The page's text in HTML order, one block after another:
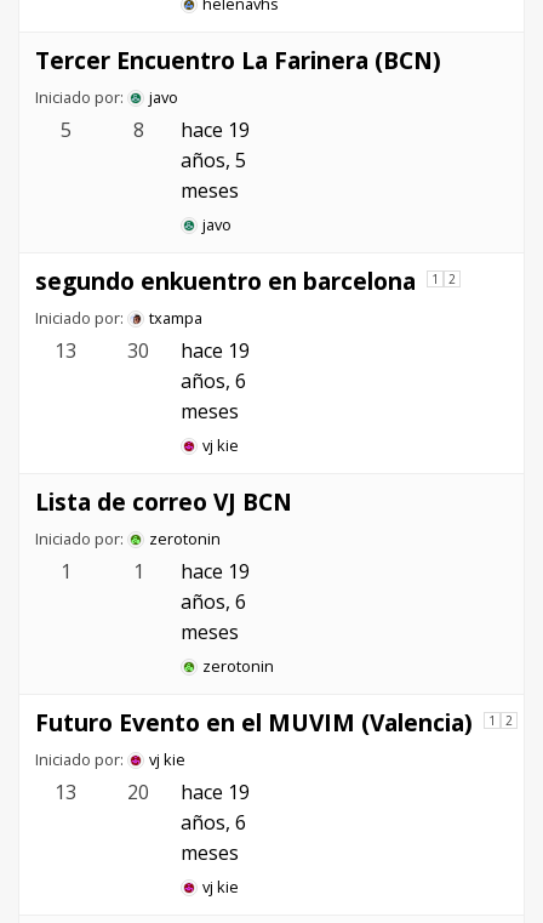
Tercer Encuentro La Farinera (BCN)
Iniciado por: javo
5 8
hace 19
años, 5
meses
javo
segundo enkuentro en barcelona 1 2
Iniciado por: txampa
13 30
hace 19
años, 6
meses
vj kie
Lista de correo VJ BCN
Iniciado por: zerotonin
1 1
hace 19
años, 6
meses
zerotonin
Futuro Evento en el MUVIM (Valencia) 1 2
Iniciado por: vj kie
13 20
hace 19
años, 6
meses
vj kie